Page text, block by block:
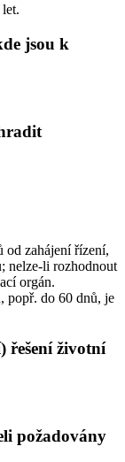
jsou k
od zahájení řízení,
nelze-li rozhodnout
orgán.
popř. do 60 dnů, je
řešení životní
požadovány